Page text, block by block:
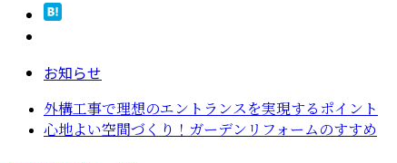
お知らせ
外構工事で理想のエントランスを実現するポイント
心地よい空間づくり！ガーデンリフォームのすすめ